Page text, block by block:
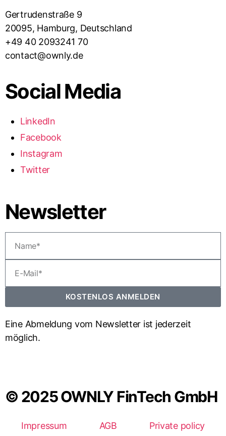
Gertrudenstraße 9
20095, Hamburg, Deutschland
+49 40 2093241 70
contact@ownly.de
Social Media
LinkedIn
Facebook
Instagram
Twitter
Newsletter
KOSTENLOS ANMELDEN
Eine Abmeldung vom Newsletter ist jederzeit
möglich.
© 2025 OWNLY FinTech GmbH
Impressum AGB Private policy